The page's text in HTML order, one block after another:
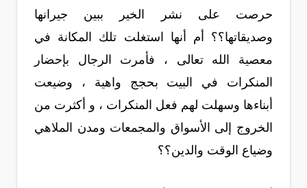
حرصت على نشر الخير ببين جيرانها
وصديقاتها؟؟ أم أنها استغلت تلك المكانة في
معصية الله تعالى ، فأمرت الرجال بإحضار
المنكرات في البيت بحجج واهية ، وضيعت
أبناءها وسهلت لهم فعل المنكرات ، و أكثرت من
الخروج إلى الأسواق والمجمعات ومدن الملاهي
وضياع الوقت والدين؟؟